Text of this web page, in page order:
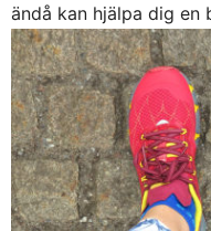
ändå kan hjälpa dig en